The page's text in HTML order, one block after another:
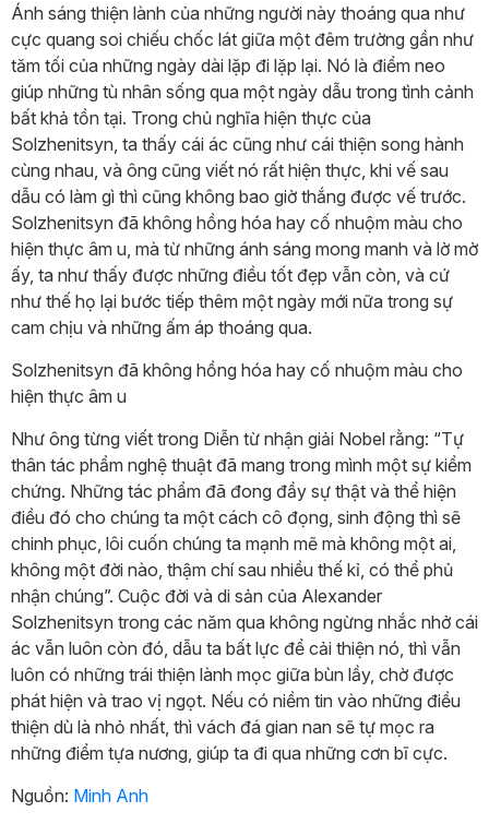
Ánh sáng thiện lành của những người này thoáng qua như
cực quang soi chiếu chốc lát giữa một đêm trường gần như
tăm tối của những ngày dài lặp đi lặp lại. Nó là điểm neo
giúp những tù nhân sống qua một ngày dẫu trong tình cảnh
bất khả tồn tại. Trong chủ nghĩa hiện thực của
Solzhenitsyn, ta thấy cái ác cũng như cái thiện song hành
cùng nhau, và ông cũng viết nó rất hiện thực, khi vế sau
dẫu có làm gì thì cũng không bao giờ thắng được vế trước.
Solzhenitsyn đã không hồng hóa hay cố nhuộm màu cho
hiện thực âm u, mà từ những ánh sáng mong manh và lờ mờ
ấy, ta như thấy được những điều tốt đẹp vẫn còn, và cứ
như thế họ lại bước tiếp thêm một ngày mới nữa trong sự
cam chịu và những ấm áp thoáng qua.
Solzhenitsyn đã không hồng hóa hay cố nhuộm màu cho
hiện thực âm u
Như ông từng viết trong Diễn từ nhận giải Nobel rằng: “Tự
thân tác phẩm nghệ thuật đã mang trong mình một sự kiểm
chứng. Những tác phẩm đã đong đầy sự thật và thể hiện
điều đó cho chúng ta một cách cô đọng, sinh động thì sẽ
chinh phục, lôi cuốn chúng ta mạnh mẽ mà không một ai,
không một đời nào, thậm chí sau nhiều thế kỉ, có thể phủ
nhận chúng”. Cuộc đời và di sản của Alexander
Solzhenitsyn trong các năm qua không ngừng nhắc nhở cái
ác vẫn luôn còn đó, dẫu ta bất lực để cải thiện nó, thì vẫn
luôn có những trái thiện lành mọc giữa bùn lầy, chờ được
phát hiện và trao vị ngọt. Nếu có niềm tin vào những điều
thiện dù là nhỏ nhất, thì vách đá gian nan sẽ tự mọc ra
những điểm tựa nương, giúp ta đi qua những cơn bĩ cực.
Nguồn: Minh Anh